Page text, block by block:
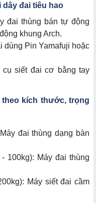
dây đai tiêu hao
đai thùng bán tự động
khung Arch.
dùng Pin Yamafuji hoặc
cụ siết đai cơ bằng tay
theo kích thước, trọng
đai thùng dạng bàn
100kg): Máy đai thùng
Máy siết đai cầm